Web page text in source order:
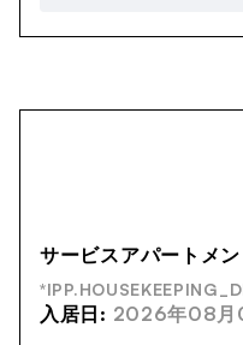
サービスアパートメ
入居日: 2026年08月